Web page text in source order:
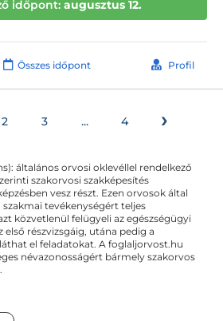
időpont: augusztus 12.
Összes időpont Profil
2 3 ... 4 ›
általános orvosi oklevéllel rendelkező
szakorvosi szakképesítés
vesz részt. Ezen orvosok által
tevékenységért teljes
közvetlenül felügyeli az egészségügyi
első részvizsgáig, utána pedig a
el feladatokat. A foglaljorvost.hu
névazonosságért bármely szakorvos